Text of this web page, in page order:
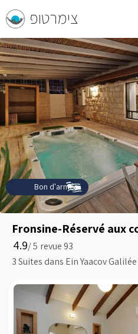
צימרטופ
Fronsine-Réservé aux
5 /
4.9
3 Suites dans Ein Yaacov
Bon d'armée